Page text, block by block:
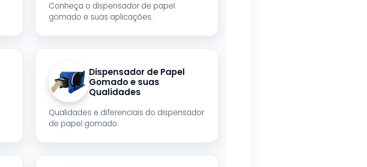
Conheça o dispensador de papel
gomado e suas aplicações.
Dispensador de Papel
Gomado e suas
Qualidades
Qualidades e diferenciais do dispensador
de papel gomado.